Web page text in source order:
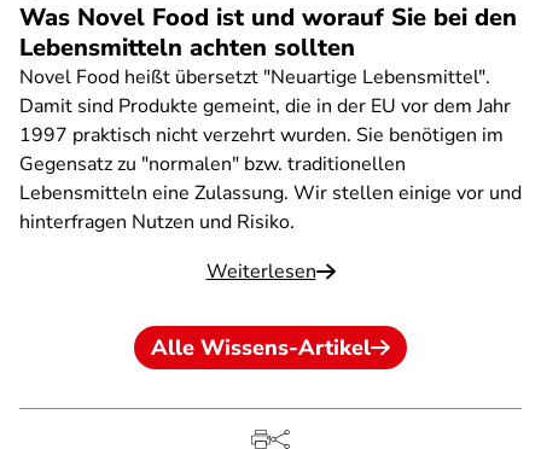
Was Novel Food ist und worauf Sie bei den
Lebensmitteln achten sollten
Novel Food heißt übersetzt "Neuartige Lebensmittel".
Damit sind Produkte gemeint, die in der EU vor dem Jahr
1997 praktisch nicht verzehrt wurden. Sie benötigen im
Gegensatz zu "normalen" bzw. traditionellen
Lebensmitteln eine Zulassung. Wir stellen einige vor und
hinterfragen Nutzen und Risiko.
Weiterlesen
Alle Wissens-Artikel